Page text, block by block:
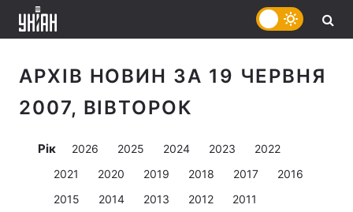
АРХІВ НОВИН ЗА 19 ЧЕРВНЯ
2007, ВІВТОРОК
Рік 2026 2025 2024 2023
2022
2021
2020 2019 2018 2017
2016
2015
2014 2013 2012
2011